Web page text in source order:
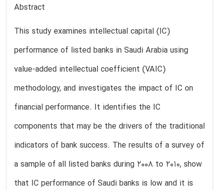
Abstract
This study examines intellectual capital (IC)
performance of listed banks in Saudi Arabia using
value-added intellectual coefficient (VAIC)
methodology, and investigates the impact of IC on
financial performance. It identifies the IC
components that may be the drivers of the traditional
indicators of bank success. The results of a survey of
a sample of all listed banks during 2008 to 2010, show
that IC performance of Saudi banks is low and it is